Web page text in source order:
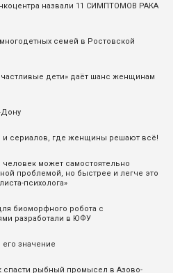
назвали 11 СИМПТОМОВ РАКА
семей в Ростовской
дети» даёт шанс женщинам
Дону
сериалов, где женщины решают всё!
может самостоятельно
проблемой, но быстрее и легче это
психолога»
биоморфного робота с
разработали в ЮФУ
значение
спасти рыбный промысел в Азово-